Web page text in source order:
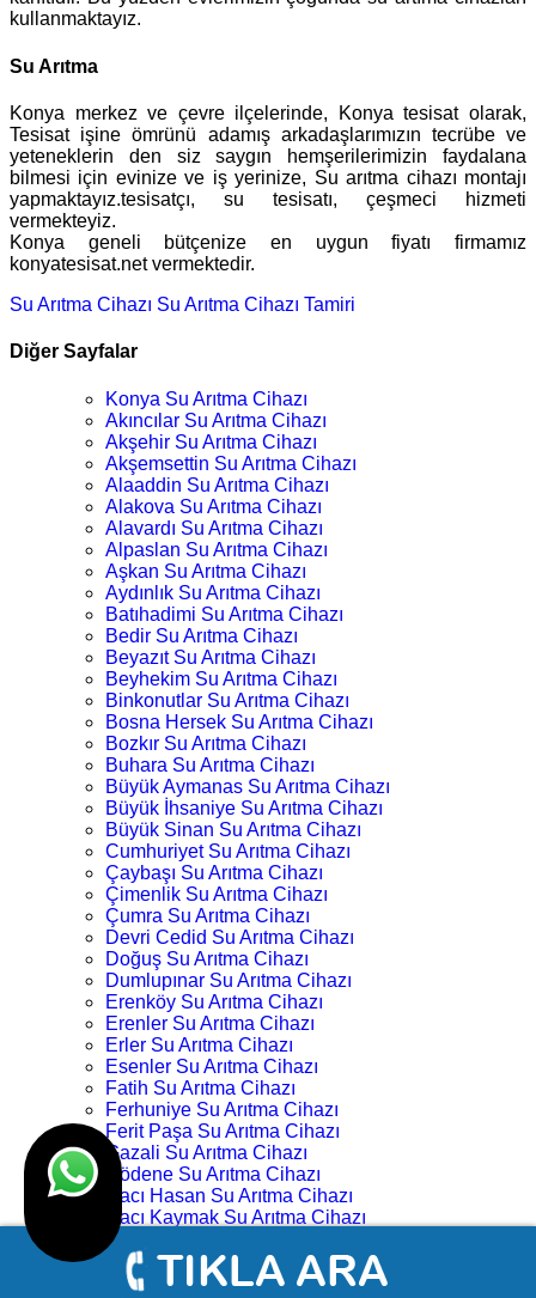
kullanmaktayız.
Su Arıtma
Konya merkez ve çevre ilçelerinde, Konya tesisat olarak,
Tesisat işine ömrünü adamış arkadaşlarımızın tecrübe ve
yeteneklerin den siz saygın hemşerilerimizin faydalana
bilmesi için evinize ve iş yerinize, Su arıtma cihazı montajı
yapmaktayız.tesisatçı, su tesisatı, çeşmeci hizmeti
vermekteyiz.
Konya geneli bütçenize en uygun fiyatı firmamız
konyatesisat.net vermektedir.
Su Arıtma Cihazı Su Arıtma Cihazı Tamiri
Diğer Sayfalar
Konya Su Arıtma Cihazı
Akıncılar Su Arıtma Cihazı
Akşehir Su Arıtma Cihazı
Akşemsettin Su Arıtma Cihazı
Alaaddin Su Arıtma Cihazı
Alakova Su Arıtma Cihazı
Alavardı Su Arıtma Cihazı
Alpaslan Su Arıtma Cihazı
Aşkan Su Arıtma Cihazı
Aydınlık Su Arıtma Cihazı
Batıhadimi Su Arıtma Cihazı
Bedir Su Arıtma Cihazı
Beyazıt Su Arıtma Cihazı
Beyhekim Su Arıtma Cihazı
Binkonutlar Su Arıtma Cihazı
Bosna Hersek Su Arıtma Cihazı
Bozkır Su Arıtma Cihazı
Buhara Su Arıtma Cihazı
Büyük Aymanas Su Arıtma Cihazı
Büyük İhsaniye Su Arıtma Cihazı
Büyük Sinan Su Arıtma Cihazı
Cumhuriyet Su Arıtma Cihazı
Çaybaşı Su Arıtma Cihazı
Çimenlik Su Arıtma Cihazı
Çumra Su Arıtma Cihazı
Devri Cedid Su Arıtma Cihazı
Doğuş Su Arıtma Cihazı
Dumlupınar Su Arıtma Cihazı
Erenköy Su Arıtma Cihazı
Erenler Su Arıtma Cihazı
Erler Su Arıtma Cihazı
Esenler Su Arıtma Cihazı
Fatih Su Arıtma Cihazı
Ferhuniye Su Arıtma Cihazı
Ferit Paşa Su Arıtma Cihazı
Gazali Su Arıtma Cihazı
Gödene Su Arıtma Cihazı
Hacı Hasan Su Arıtma Cihazı
Hacı Kaymak Su Arıtma Cihazı
Hacı Yusuf Mescit Su Arıtma Cihazı
Hacıveyiszade Su Arıtma Cihazı
Hamza Oğlu Su Arıtma Cihazı